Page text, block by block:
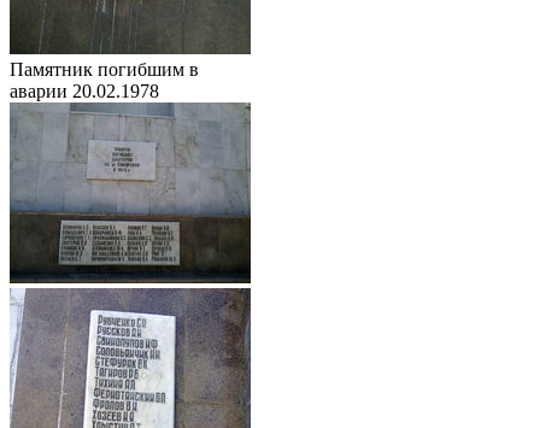
Памятник погибшим в
аварии 20.02.1978